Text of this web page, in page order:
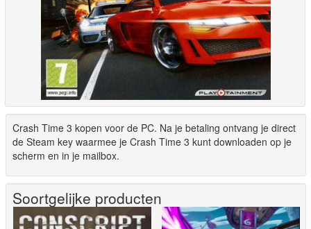
Crash Time 3 kopen voor de PC. Na je betaling ontvang je direct
de Steam key waarmee je Crash Time 3 kunt downloaden op je
scherm en in je mailbox.
Soortgelijke producten